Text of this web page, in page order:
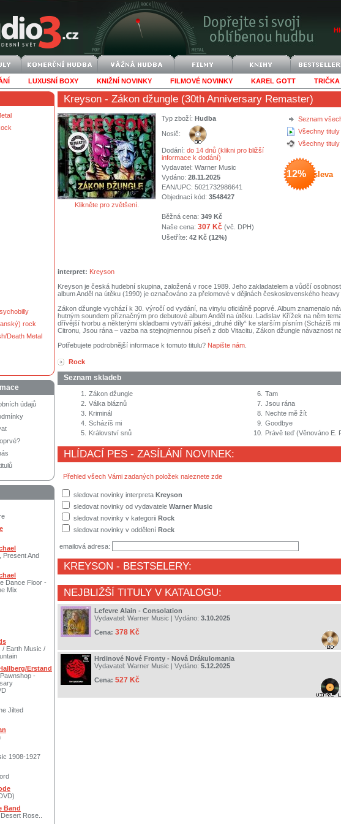
LUXUSNÍ BOXY KNIŽNÍ NOVINKY FILMOVÉ NOVINKY KAREL GOTT TRIČKA
rock
Death Metal
údajů
Present And
Dance Floor -
Mix
/ Earth Music /
Erstand
-
Jilted
1908-1927
Band
Rose..
Kreyson - Zákon džungle (30th Anniversary Remaster)
Klikněte pro zvětšení.
Seznam
Všechny
Všechny
12% sleva
Typ zboží: Hudba
Nosič:
Dodání: do 14 dnů (klikni pro bližší
informace k dodání)
Vydavatel: Warner Music
Vydáno: 28.11.2025
EAN/UPC: 5021732986641
Objednací kód: 3548427
Běžná cena: 349 Kč
Naše cena: 307 Kč (vč. DPH)
Ušetříte: 42 Kč (12%)
interpret: Kreyson
Kreyson je česká hudební skupina, založená v roce 1989. Jeho zakladatelem a vůdčí
album Anděl na útěku (1990) je označováno za přelomové v dějinách československého heavy
Zákon džungle vychází k 30. výročí od vydání, na vinylu oficiálně poprvé. Album znamenalo
hutným soundem příznačným pro debutové album Anděl na útěku. Ladislav Křížek na něm
dřívější tvorbu a některými skladbami vytváří jakési „druhé díly“ ke starším písním (Scházíš
Citronu, Jsou rána – vazba na stejnojmennou píseň z dob Vitacitu, Zákon džungle návaznost
Potřebujete podrobnější informace k tomuto titulu? Napište nám
Rock
Seznam skladeb
1.
Zákon džungle
2. Válka bláznů
3.
Kriminál
4. Scházíš mi
5.
Království snů
6. Tam
7. Jsou rána
8.
Nechte mě žít
9. Goodbye
10.
Právě teď (Věnováno E.
HLÍDACÍ PES - ZASÍLÁNÍ NOVINEK:
Přehled všech Vámi zadaných položek naleznete zde
sledovat novinky interpreta Kreyson
sledovat novinky od vydavatele Warner Music
sledovat novinky v kategorii Rock
sledovat novinky v oddělení Rock
emailová adresa:
KREYSON - BESTSELERY:
NEJBLIŽŠÍ TITULY V KATALOGU:
Lefevre Alain - Consolation
Vydavatel: Warner Music | Vydáno: 3.10.2025
Cena: 378 Kč
Hrdinové Nové Fronty - Nová Drákulomania
Vydavatel: Warner Music | Vydáno: 5.12.2025
Cena: 527 Kč